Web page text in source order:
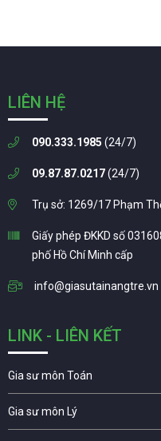
LIÊN HỆ
090.333.1985 (24/7)
09.87.87.0217(24/7)
Trụ sở: 1269/17 Phạm
Giấy phép ĐKKD số
phố Hồ Chí Minh cấp
info@giasutainangtre.vn
LINK - LIÊN KẾT
Gia sư môn Toán
Gia sư môn Lý